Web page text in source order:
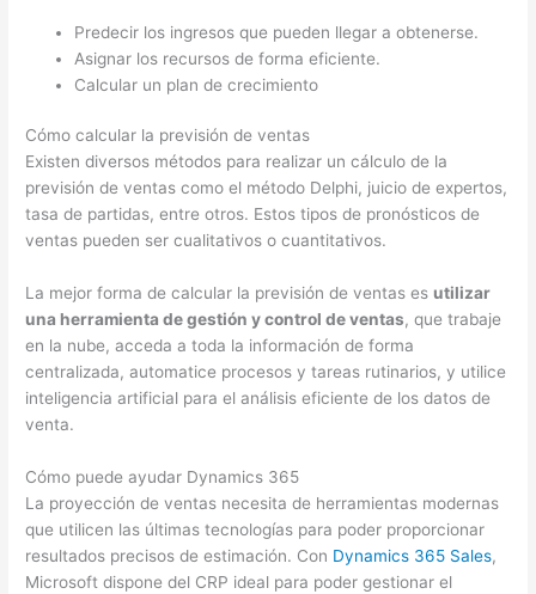
Predecir los ingresos que pueden llegar a obtenerse.
Asignar los recursos de forma eficiente.
Calcular un plan de crecimiento
Cómo calcular la previsión de ventas
Existen diversos métodos para realizar un cálculo de la
previsión de ventas como el método Delphi, juicio de expertos,
tasa de partidas, entre otros. Estos tipos de pronósticos de
ventas pueden ser cualitativos o cuantitativos.
La mejor forma de calcular la previsión de ventas es utilizar
una herramienta de gestión y control de ventas, que trabaje
en la nube, acceda a toda la información de forma
centralizada, automatice procesos y tareas rutinarios, y utilice
inteligencia artificial para el análisis eficiente de los datos de
venta.
Cómo puede ayudar Dynamics 365
La proyección de ventas necesita de herramientas modernas
que utilicen las últimas tecnologías para poder proporcionar
resultados precisos de estimación. Con Dynamics 365 Sales,
Microsoft dispone del CRP ideal para poder gestionar el